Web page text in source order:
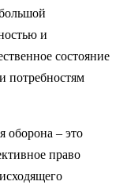
и
состояние
потребностям
оборона – это
право